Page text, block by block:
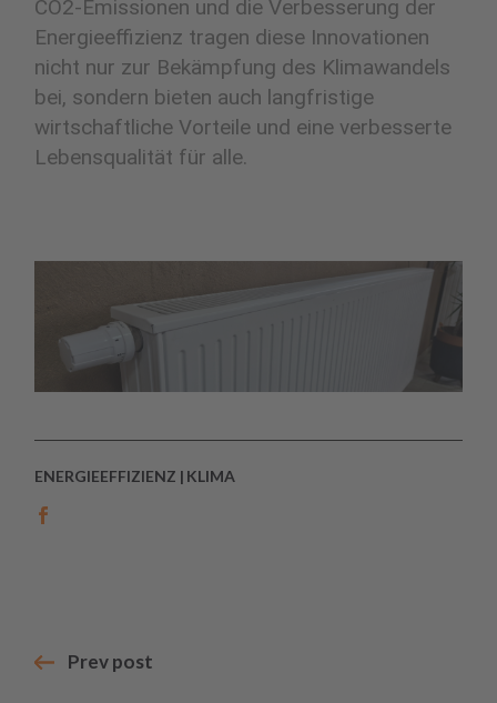
CO2-Emissionen und die Verbesserung der
Energieeffizienz tragen diese Innovationen
nicht nur zur Bekämpfung des Klimawandels
bei, sondern bieten auch langfristige
wirtschaftliche Vorteile und eine verbesserte
Lebensqualität für alle.
ENERGIEEFFIZIENZ KLIMA
Prev post